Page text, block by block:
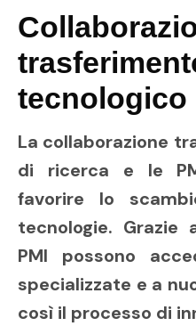
tecnologico
La collaborazione
di ricerca e le
favorire lo
tecnologie. Grazie
PMI possono
specializzate e a
così il processo di